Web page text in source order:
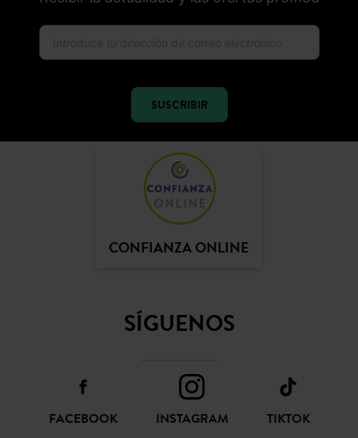
SUSCRIBIR
CONFIANZA ONLINE
SÍGUENOS
FACEBOOK INSTAGRAM TIKTOK